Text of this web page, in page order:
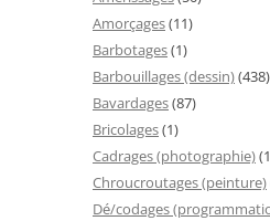
Amorçages(11)
Barbotages(1)
Barbouillages (dessin)(438)
Bavardages(87)
Bricolages(1)
Cadrages (photographie)
Chroucroutages (peinture)
Dé/codages